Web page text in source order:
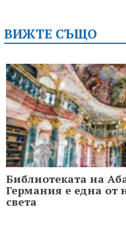
ВИЖТЕ СЪЩО
Библиотеката на
Германия е една от
света